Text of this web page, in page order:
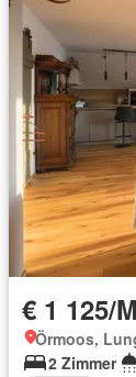
€ 1 125/
Örmoos,
2 Zimmer